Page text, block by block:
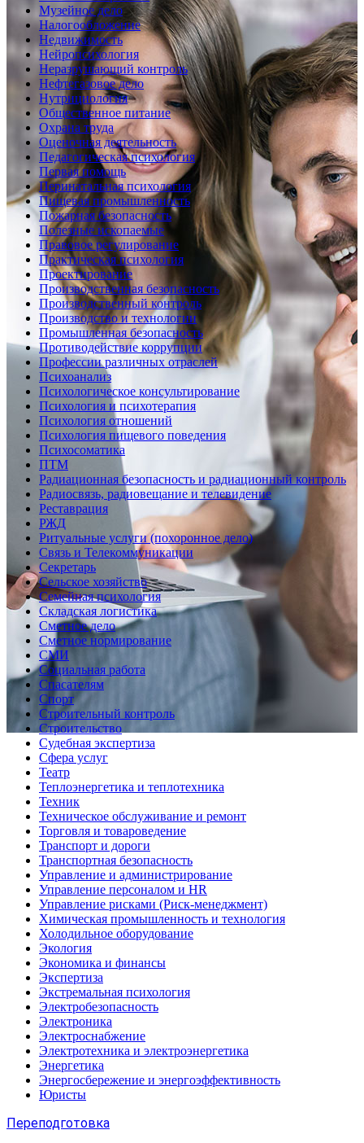
Музейное дело
Налогообложение
Недвижимость
Нейропсихология
Неразрушающий контроль
Нефтегазовое дело
Нутрициология
Общественное питание
Охрана труда
Оценочная деятельность
Педагогическая психология
Первая помощь
Перинатальная психология
Пищевая промышленность
Пожарная безопасность
Полезные ископаемые
Правовое регулирование
Практическая психология
Проектирование
Производственная безопасность
Производственный контроль
Производство и технологии
Промышленная безопасность
Противодействие коррупции
Профессии различных отраслей
Психоанализ
Психологическое консультирование
Психология и психотерапия
Психология отношений
Психология пищевого поведения
Психосоматика
ПТМ
Радиационная безопасность и радиационный контроль
Радиосвязь, радиовещание и телевидение
Реставрация
РЖД
Ритуальные услуги (похоронное дело)
Связь и Телекоммуникации
Секретарь
Сельское хозяйство
Семейная психология
Складская логистика
Сметное дело
Сметное нормирование
СМИ
Социальная работа
Спасателям
Спорт
Строительный контроль
Строительство
Судебная экспертиза
Сфера услуг
Театр
Теплоэнергетика и теплотехника
Техник
Техническое обслуживание и ремонт
Торговля и товароведение
Транспорт и дороги
Транспортная безопасность
Управление и администрирование
Управление персоналом и HR
Управление рисками (Риск-менеджмент)
Химическая промышленность и технология
Холодильное оборудование
Экология
Экономика и финансы
Экспертиза
Экстремальная психология
Электробезопасность
Электроника
Электроснабжение
Электротехника и электроэнергетика
Энергетика
Энергосбережение и энергоэффективность
Юристы
Переподготовка